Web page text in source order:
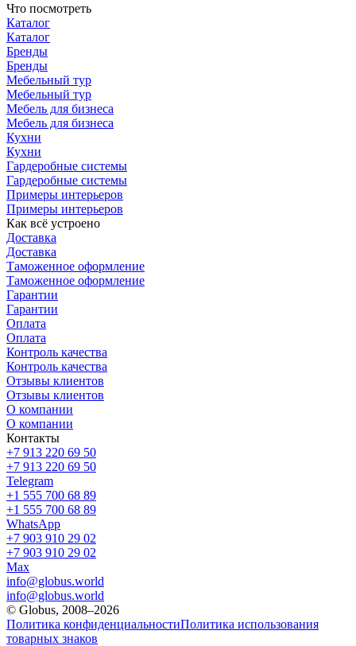
Что посмотреть
Каталог
Каталог
Бренды
Бренды
Мебельный тур
Мебельный тур
Мебель для бизнеса
Мебель для бизнеса
Кухни
Кухни
Гардеробные системы
Гардеробные системы
Примеры интерьеров
Примеры интерьеров
Как всё устроено
Доставка
Доставка
Таможенное оформление
Таможенное оформление
Гарантии
Гарантии
Оплата
Оплата
Контроль качества
Контроль качества
Отзывы клиентов
Отзывы клиентов
О компании
О компании
Контакты
+7 913 220 69 50
+7 913 220 69 50
Telegram
+1 555 700 68 89
+1 555 700 68 89
WhatsApp
+7 903 910 29 02
+7 903 910 29 02
Max
info@globus.world
info@globus.world
© Globus, 2008–2026
Политика конфиденциальностиПолитика использования
товарных знаков